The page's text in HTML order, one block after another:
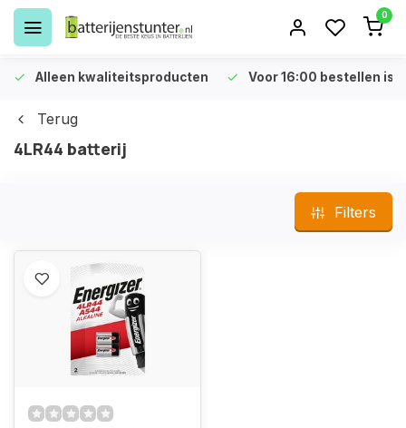
0
Alleen kwaliteitsproducten Voor 16:00 bestellen is
Terug
4LR44 batterij
Filters